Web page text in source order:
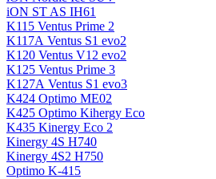
iON ST AS IH61
K115 Ventus Prime 2
K117А Ventus S1 evo2
K120 Ventus V12 evo2
K125 Ventus Prime 3
K127А Ventus S1 evo3
K424 Optimo ME02
K425 Optimo Kihergy Eco
K435 Kinergy Eco 2
Kinergy 4S H740
Kinergy 4S2 H750
Optimo K-415